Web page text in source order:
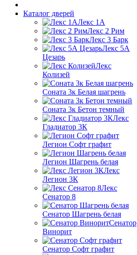
Каталог дверей
Лекс 1А
Лекс 2 Рим
Лекс 3 Барк
Лекс 5А
Цезарь
Лекс
Колизей
Соната 3к Белая шагрень
Соната 3к Бетон темный
Лекс
Гладиатор 3К
Легион Софт графит
Легион Шагрень белая
Лекс
Легион 3К
Лекс
Сенатор 8
Сенатор Шагрень белая
Сенатор
Винорит
Сенатор Софт графит